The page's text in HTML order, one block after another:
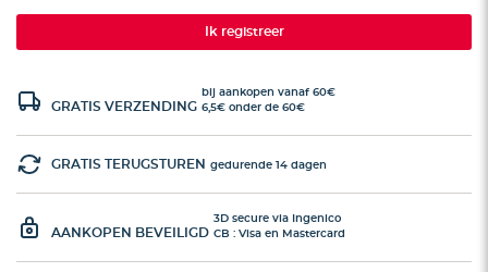
Ik registreer
GRATIS VERZENDING
bij aankopen vanaf 60€
6,5€ onder de 60€
GRATIS TERUGSTUREN gedurende 14 dagen
AANKOPEN BEVEILIGD
3D secure via Ingenico
CB : Visa en Mastercard